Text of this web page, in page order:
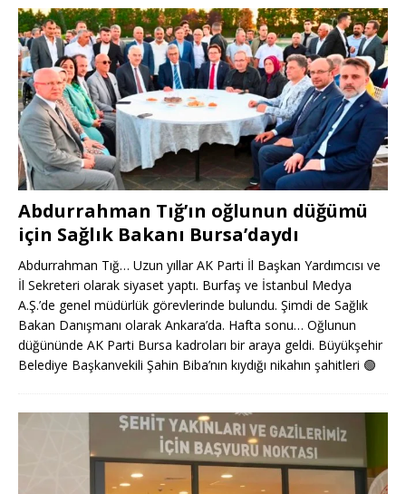
Abdurrahman Tığ’ın oğlunun düğümü
için Sağlık Bakanı Bursa’daydı
Abdurrahman Tığ… Uzun yıllar AK Parti İl Başkan Yardımcısı ve
İl Sekreteri olarak siyaset yaptı. Burfaş ve İstanbul Medya
A.Ş.’de genel müdürlük görevlerinde bulundu. Şimdi de Sağlık
Bakan Danışmanı olarak Ankara’da. Hafta sonu… Oğlunun
düğününde AK Parti Bursa kadroları bir araya geldi. Büyükşehir
Belediye Başkanvekili Şahin Biba’nın kıydığı nikahın şahitleri 🟢